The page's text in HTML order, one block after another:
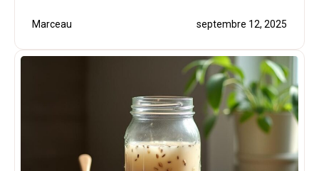
Marceau septembre 12, 2025